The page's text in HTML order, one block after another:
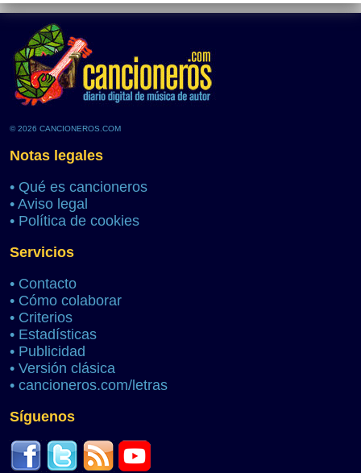
© 2026 CANCIONEROS.COM
Notas legales
• Qué es cancioneros
• Aviso legal
• Política de cookies
Servicios
• Contacto
• Cómo colaborar
• Criterios
• Estadísticas
• Publicidad
• Versión clásica
• cancioneros.com/letras
Síguenos